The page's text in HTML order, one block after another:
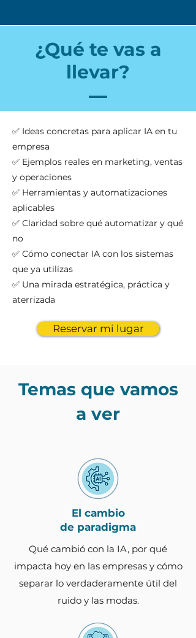
¿Qué te vas a
llevar?
✅ Ideas concretas para aplicar IA en tu
empresa
✅ Ejemplos reales en marketing, ventas
y operaciones
✅ Herramientas y automatizaciones
aplicables
✅ Claridad sobre qué automatizar y qué
no
✅ Cómo conectar IA con los sistemas
que ya utilizas
✅ Una mirada estratégica, práctica y
aterrizada
Reservar mi lugar
Temas que vamos
a ver
El cambio
de paradigma
Qué cambió con la IA, por qué
impacta hoy en las empresas y cómo
separar lo verdaderamente útil del
ruido y las modas.